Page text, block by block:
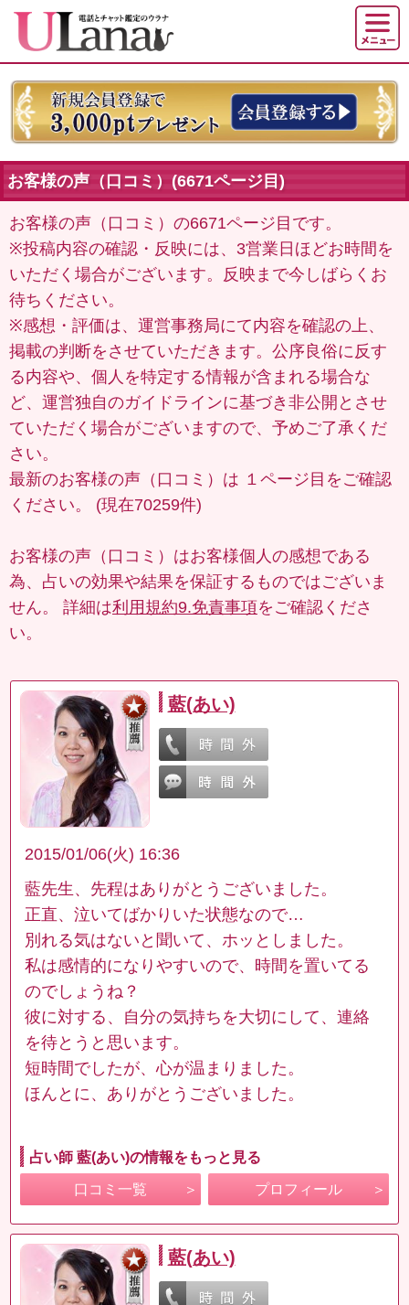
お客様の声（口コミ）(6671ページ目)
お客様の声（口コミ）の6671ページ目です。
※投稿内容の確認・反映には、3営業日ほどお時間を
いただく場合がございます。反映まで今しばらくお
待ちください。
※感想・評価は、運営事務局にて内容を確認の上、
掲載の判断をさせていただきます。公序良俗に反す
る内容や、個人を特定する情報が含まれる場合な
ど、運営独自のガイドラインに基づき非公開とさせ
ていただく場合がございますので、予めご了承くだ
さい。
最新のお客様の声（口コミ）は １ページ目 をご確認
ください。 (現在70259件)
お客様の声（口コミ）はお客様個人の感想である
為、占いの効果や結果を保証するものではございま
せん。 詳細は利用規約9.免責事項をご確認くださ
い。
藍(あい)
2015/01/06(火) 16:36
藍先生、先程はありがとうございました。
正直、泣いてばかりいた状態なので…
別れる気はないと聞いて、ホッとしました。
私は感情的になりやすいので、時間を置いてる
のでしょうね？
彼に対する、自分の気持ちを大切にして、連絡
を待とうと思います。
短時間でしたが、心が温まりました。
ほんとに、ありがとうございました。
占い師 藍(あい)の情報をもっと見る
口コミ一覧 プロフィール
藍(あい)